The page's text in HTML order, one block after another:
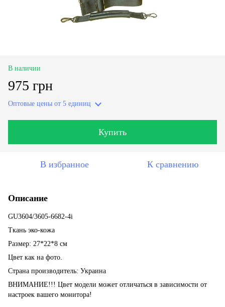
В наличии
975 грн
Оптовые цены от 5 единиц
Купить
В избранное К сравнению
Описание
GU3604/3605-6682-4i
Ткань эко-кожа
Размер: 27*22*8 см
Цвет как на фото.
Страна производитель: Украина
ВНИМАНИЕ!!! Цвет модели может отличаться в зависимости от
настроек вашего монитора!